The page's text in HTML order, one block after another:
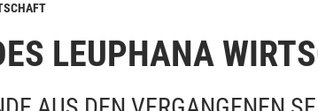
LEUPHANA